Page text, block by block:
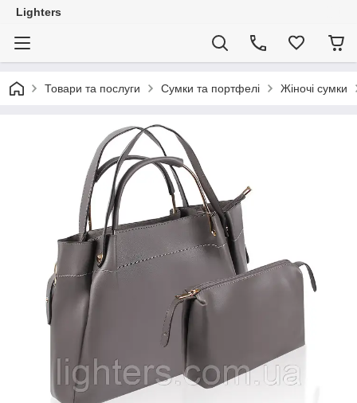
Lighters
Товари та послуги Сумки та портфелі Жіночі сумки